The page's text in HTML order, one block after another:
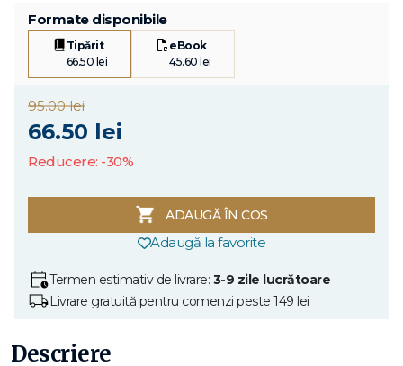
Formate disponibile
Tipărit
66.50 lei
eBook
45.60 lei
95.00 lei
66.50 lei
Reducere: -30%
ADAUGĂ ÎN COȘ
Adaugă la favorite
Termen estimativ de livrare: 3-9 zile lucrătoare
Livrare gratuită pentru comenzi peste 149 lei
Descriere